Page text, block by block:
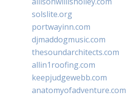
solslite.org
portwayinn.com
djmaddogmusic.com
thesoundarchitects.com
allin1roofing.com
keepjudgewebb.com
anatomyofadventure.com